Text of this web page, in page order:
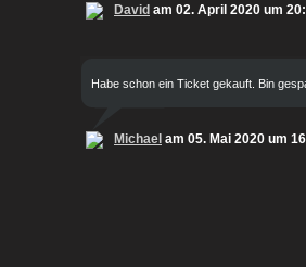
David am 02. April 2020 um
Habe schon ein Ticket gekauft. Bin
Michael am 05. Mai 2020 um